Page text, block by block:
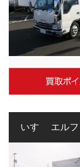
いすゞ エル